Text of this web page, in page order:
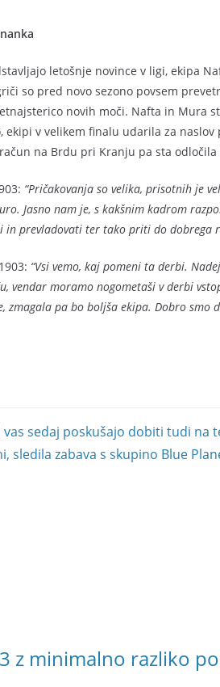
letošnje novince v ligi, ekipa
so pred novo sezono povsem
novih moči. Nafta in Mura
ekipi v velikem finalu udarila za naslov
na Brdu pri Kranju pa sta odločila
“Pričakovanja so velika, prisotnih je
Jasno nam je, s kakšnim kadrom
in prevladovati ter tako priti do dobrega
“Vsi vemo, kaj pomeni ta derbi.
vendar moramo nogometaši v derbi
zmagala pa bo boljša ekipa. Dobro smo
sedaj poskušajo dobiti tudi na
sledila zabava s skupino Blue
z minimalno razliko